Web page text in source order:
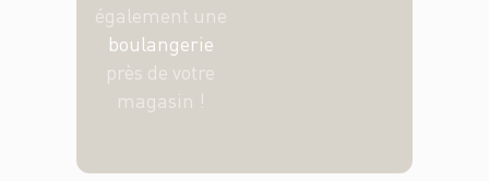
également une
boulangerie
près de votre
magasin !